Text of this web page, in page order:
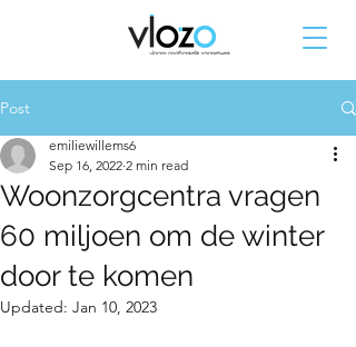
Post
Woonzorgcentra vragen
60 miljoen om de winter
door te komen
emiliewillems6
Sep 16, 2022 2 min read
Updated: Jan 10, 2023